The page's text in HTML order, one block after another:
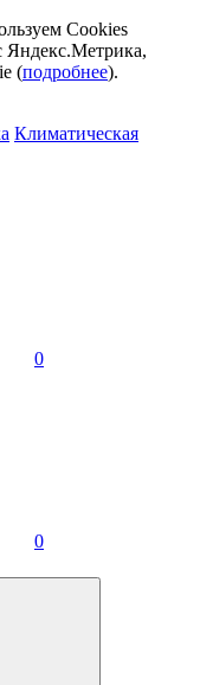
Cookies
Яндекс.Метрика,
(подробнее).
Климатическая
0
0